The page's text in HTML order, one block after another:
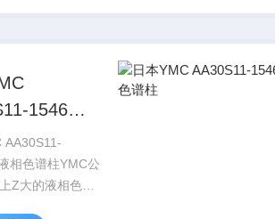
仪厂商如
1546WT
柱
AA30S11-
相色谱柱YMC公
Z大的液相色谱